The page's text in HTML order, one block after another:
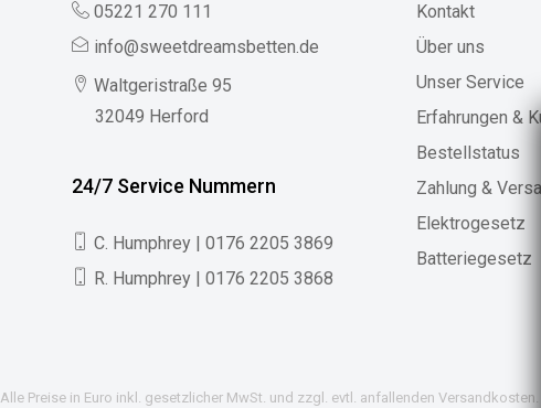
05221 270 111
info@sweetdreamsbetten.de
Waltgeristraße 95
32049 Herford
24/7 Service Nummern
C. Humphrey | 0176 2205 3869
R. Humphrey | 0176 2205 3868
Kontakt
Über uns
Unser Service
Erfahrungen &
Bestellstatus
Zahlung &
Elektrogesetz
Batteriegesetz
Alle Preise in Euro inkl. gesetzlicher MwSt. und zzgl. evtl. anfallenden Versandkosten.